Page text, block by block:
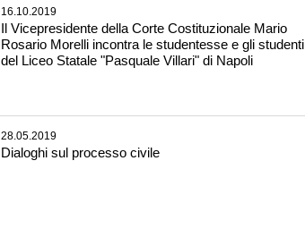
16.10.2019
Il Vicepresidente della Corte Costituzionale Mario
Rosario Morelli incontra le studentesse e gli studenti
del Liceo Statale "Pasquale Villari" di Napoli
28.05.2019
Dialoghi sul processo civile